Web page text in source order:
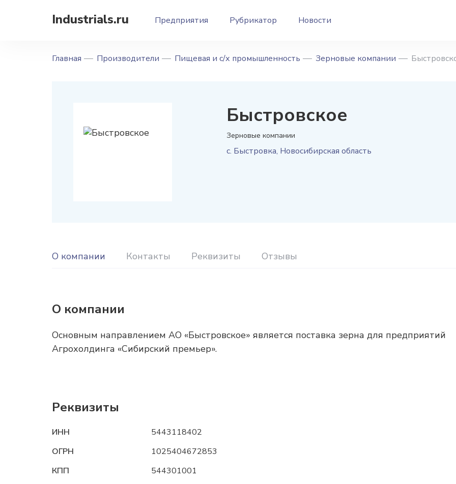
Industrials.ru Предприятия Рубрикатор Новости
Главная Производители Пищевая и с/х промышленность Зерновые компании
Быстровское
Зерновые компании
с. Быстровка, Новосибирская область
О компании Контакты Реквизиты Отзывы
О компании
Основным направлением АО «Быстровское» является поставка зерна для предприятий
Агрохолдинга «Сибирский премьер».
Реквизиты
ИНН
5443118402
ОГРН
1025404672853
КПП
544301001